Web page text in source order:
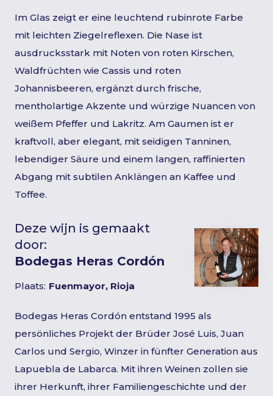
Im Glas zeigt er eine leuchtend rubinrote Farbe
mit leichten Ziegelreflexen. Die Nase ist
ausdrucksstark mit Noten von roten Kirschen,
Waldfrüchten wie Cassis und roten
Johannisbeeren, ergänzt durch frische,
mentholartige Akzente und würzige Nuancen von
weißem Pfeffer und Lakritz. Am Gaumen ist er
kraftvoll, aber elegant, mit seidigen Tanninen,
lebendiger Säure und einem langen, raffinierten
Abgang mit subtilen Anklängen an Kaffee und
Toffee.
Deze wijn is gemaakt
door:
Bodegas Heras Cordón
Plaats: Fuenmayor, Rioja
Bodegas Heras Cordón entstand 1995 als
persönliches Projekt der Brüder José Luis, Juan
Carlos und Sergio, Winzer in fünfter Generation aus
Lapuebla de Labarca. Mit ihren Weinen zollen sie
ihrer Herkunft, ihrer Familiengeschichte und der